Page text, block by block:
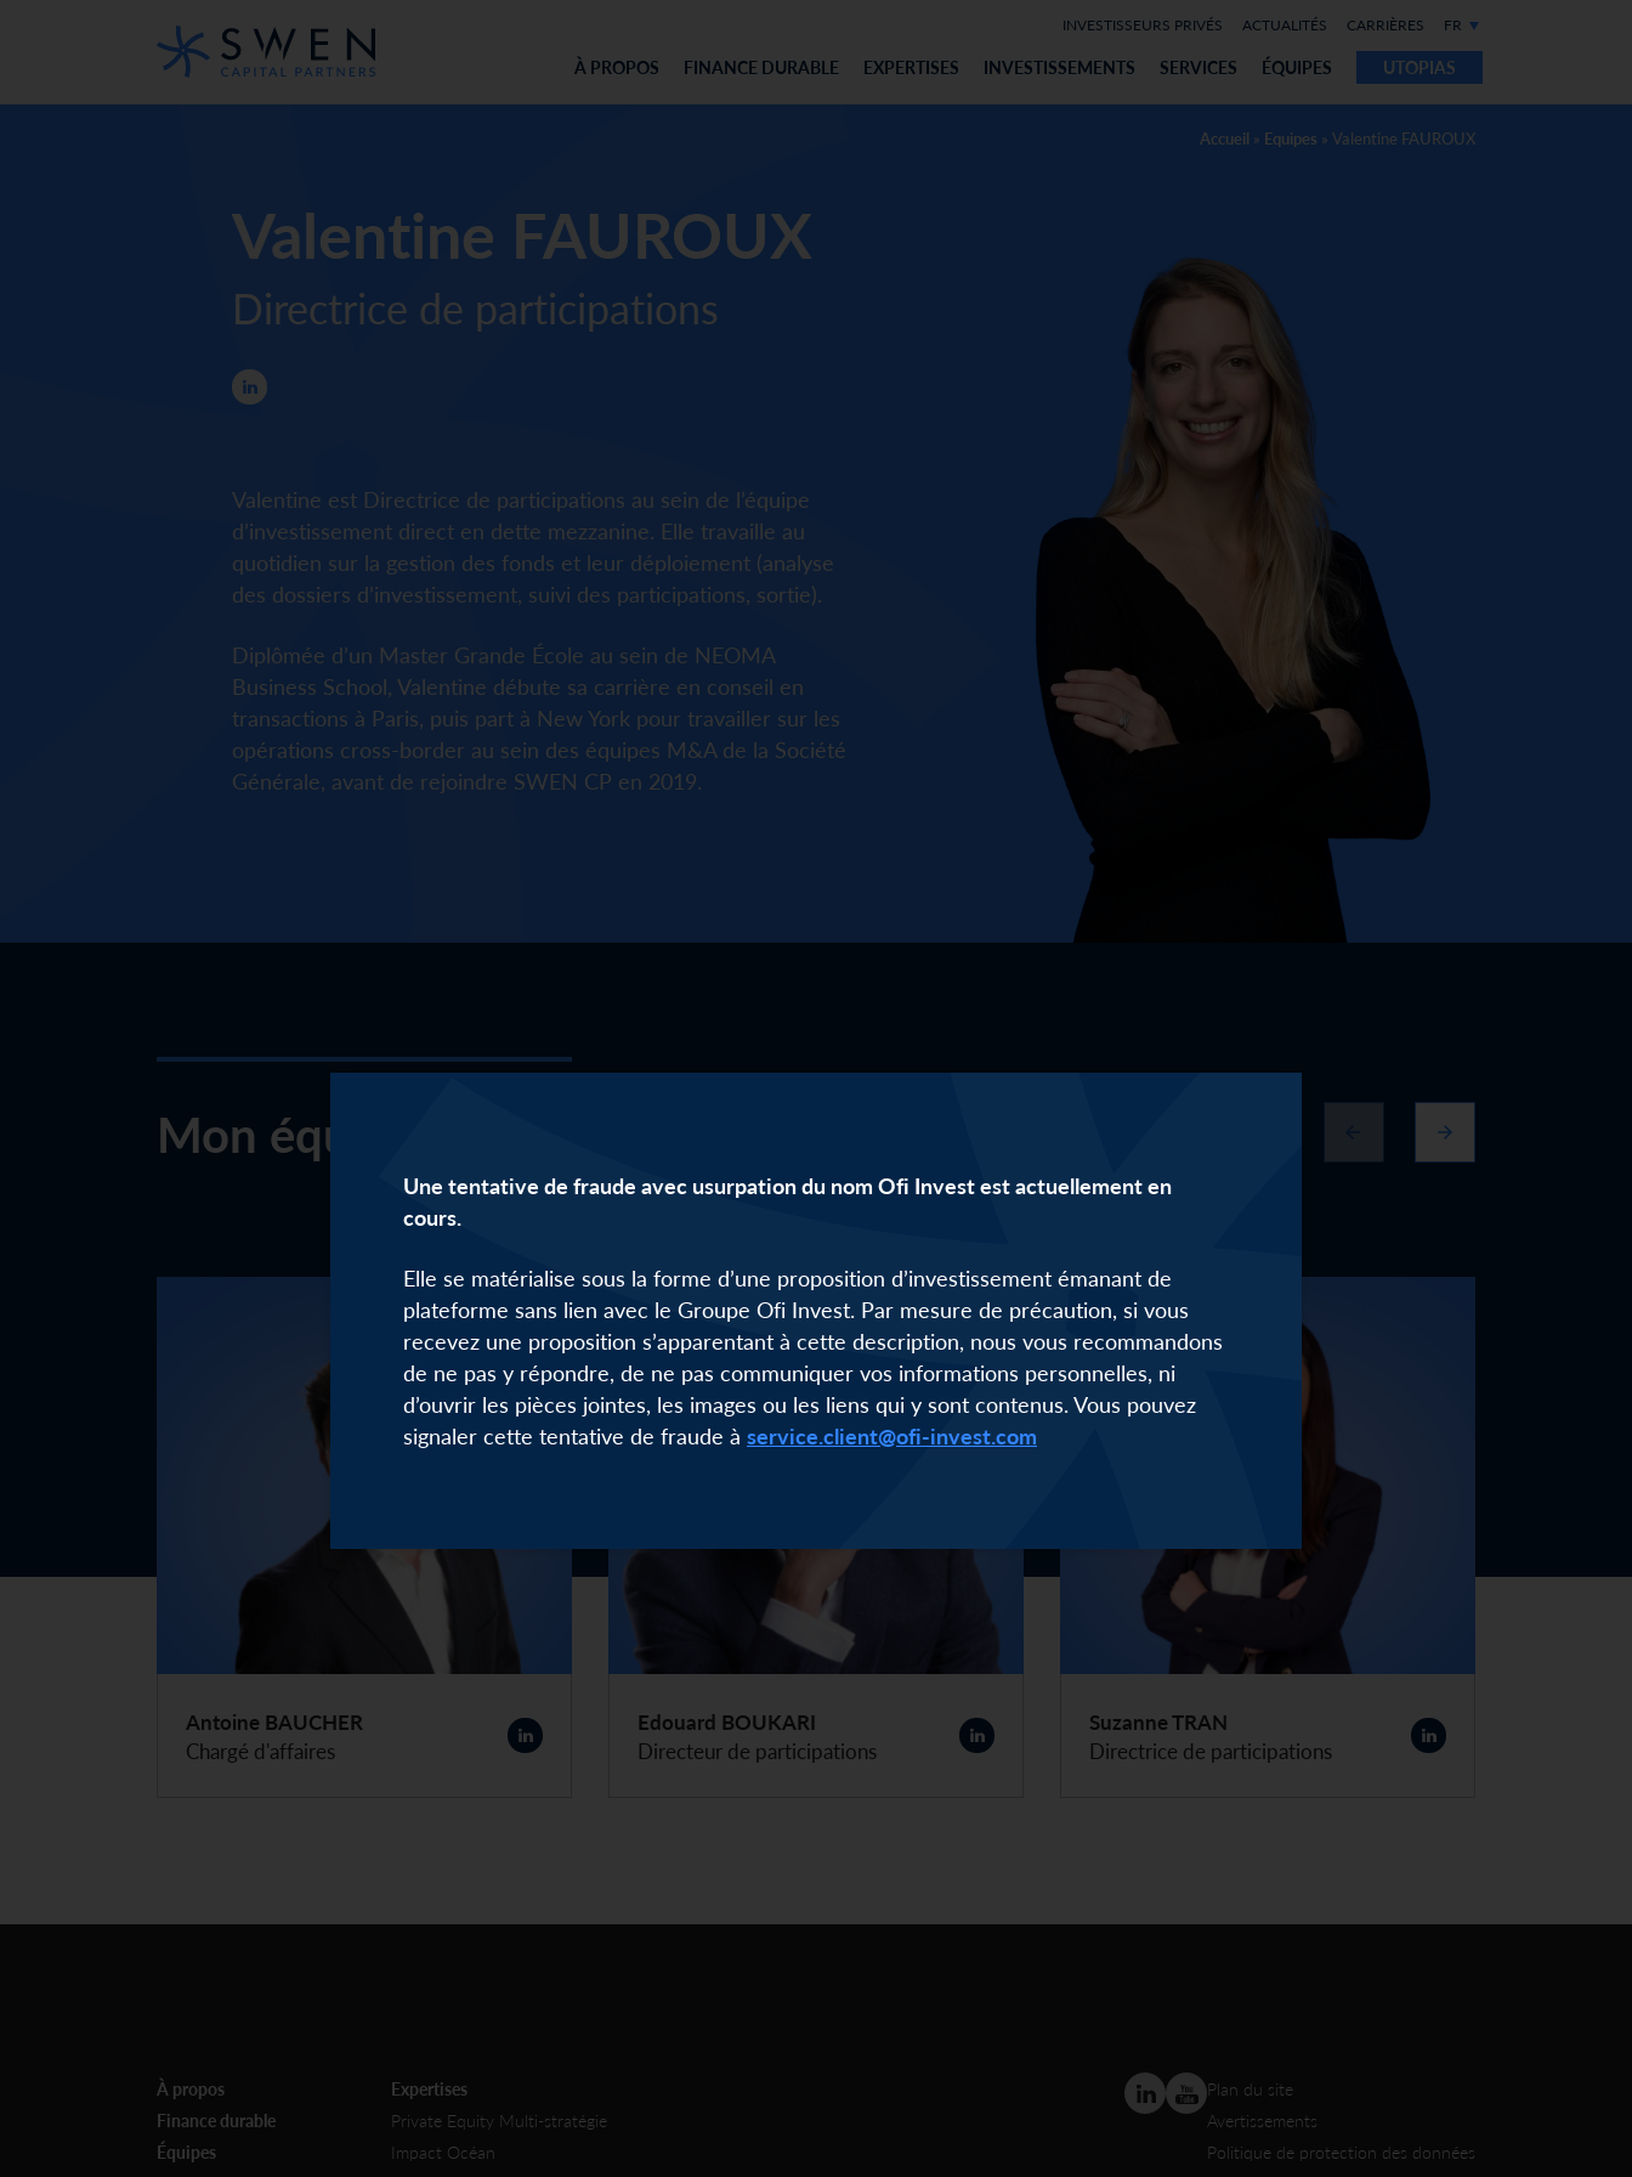
INVESTISSEURS PRIVÉS ACTUALITÉS CARRIÈRES FR
À PROPOS FINANCE DURABLE EXPERTISES INVESTISSEMENTS SERVICES ÉQUIPES UTOPIAS
Valentine FAUROUX
Directrice de participations
Valentine est Directrice de participations au sein de l’équipe
d’investissement direct en dette mezzanine. Elle travaille au
quotidien sur la gestion des fonds et leur déploiement (analyse
des dossiers d’investissement, suivi des participations, sortie).
Diplômée d’un Master Grande École au sein de NEOMA
Business School, Valentine débute sa carrière en conseil en
transactions à Paris, puis part à New York pour travailler sur les
opérations cross-border au sein des équipes M&A de la Société
Générale, avant de rejoindre SWEN CP en 2019.
Accueil » Equipes » Valentine FAUROUX
Mon équipe
Antoine BAUCHER
Chargé d'affaires
Edouard BOUKARI
Directeur de participations
Suzanne TRAN
Directrice de participations
À propos
Finance durable
Équipes
Expertises
Private Equity Multi-stratégie
Impact Océan
Plan du site
Avertissements
Politique de protection des données
Une tentative de fraude avec usurpation du nom Ofi Invest est actuellement en
cours.
Elle se matérialise sous la forme d’une proposition d’investissement émanant de
plateforme sans lien avec le Groupe Ofi Invest. Par mesure de précaution, si vous
recevez une proposition s’apparentant à cette description, nous vous recommandons
de ne pas y répondre, de ne pas communiquer vos informations personnelles, ni
d’ouvrir les pièces jointes, les images ou les liens qui y sont contenus. Vous pouvez
signaler cette tentative de fraude à service.client@ofi-invest.com